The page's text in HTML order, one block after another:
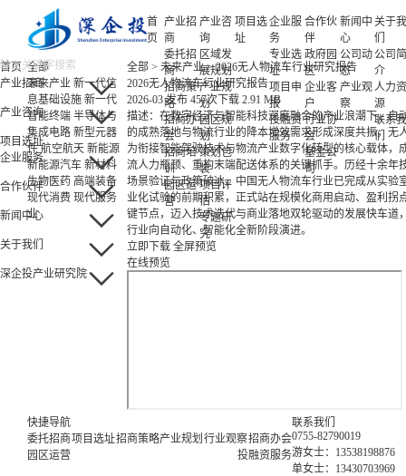
首
页
产业招
商
委托招
商
招商策
略
招商办
会
招商培
训
园区运
营
产业咨
询
区域发
展规划
产业规
划
园区规
划
策划包
装
项目评
估
专题研
究
项目选
址
企业服
务
专业选
址
项目申
报
投融资
服务
合作伙
伴
政府园
区
企业客
户
行业协
会
基金公
司
新闻中
心
公司动
态
产业观
察
关于
们
公司
介
人力
源
联系
们
首页
产业招商
产业咨询
项目选址
企业服务
合作伙伴
新闻中心
关于我们
深企投产业研究院
全部
未来产业 新一代信
息基础设施 新一代
智能终端 半导体与
集成电路 新型元器
件 航空航天 新能源
新能源汽车 新材料
生物医药 高端装备
现代消费 现代服务
业
全部> 未来产业>2026无人物流车行业研究报告
2026无人物流车行业研究报告
2026-03 发布 457次下载 2.91 MB
描述：在数字经济与智能科技深度融合的产业浪潮下，自
的成熟落地与物流行业的降本增效需求形成深度共振，无
为衔接智能驾驶技术与物流产业数字化转型的核心载体，
流人力瓶颈、重构末端配送体系的关键抓手。历经十余年
场景验证与政策破冰，中国无人物流车行业已完成从实验
业化试验的前期积累，正式站在规模化商用启动、盈利拐
键节点，迈入技术迭代与商业落地双轮驱动的发展快车道
行业向自动化、智能化全新阶段演进。
立即下载 全屏预览
在线预览
快捷导航
委托招商项目选址招商策略产业规划 行业观察招商办会
园区运营
投融资服务
联系我们
0755-82790019
游女士：13538198876
单女士：13430703969